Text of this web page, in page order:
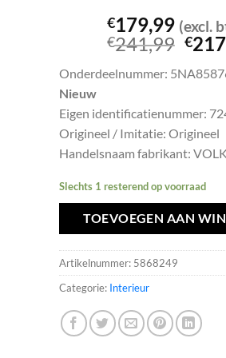
€179,99 (excl.
€241,99
was:
€
Onderdeelnummer:
Nieuw
Eigen identificatienummer:
Origineel / Imitatie: Origineel
Handelsnaam fabrikant:
Slechts 1 resterend op voorraad
TOEVOEGEN AAN
Artikelnummer: 5868249
Categorie: Interieur